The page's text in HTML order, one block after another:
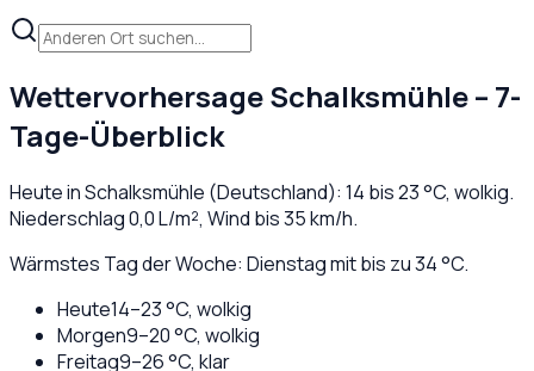
WettervorhersageSchalksmühle– 7-
Tage-Überblick
Heute inSchalksmühle (Deutschland): 14 bis23°C, wolkig.
Niederschlag0,0L/m², Wind bis35km/h.
Wärmstes Tag der Woche: Dienstag mit bis zu 34 °C.
Heute14–23°C, wolkig
Morgen9–20°C, wolkig
Freitag9–26°C, klar